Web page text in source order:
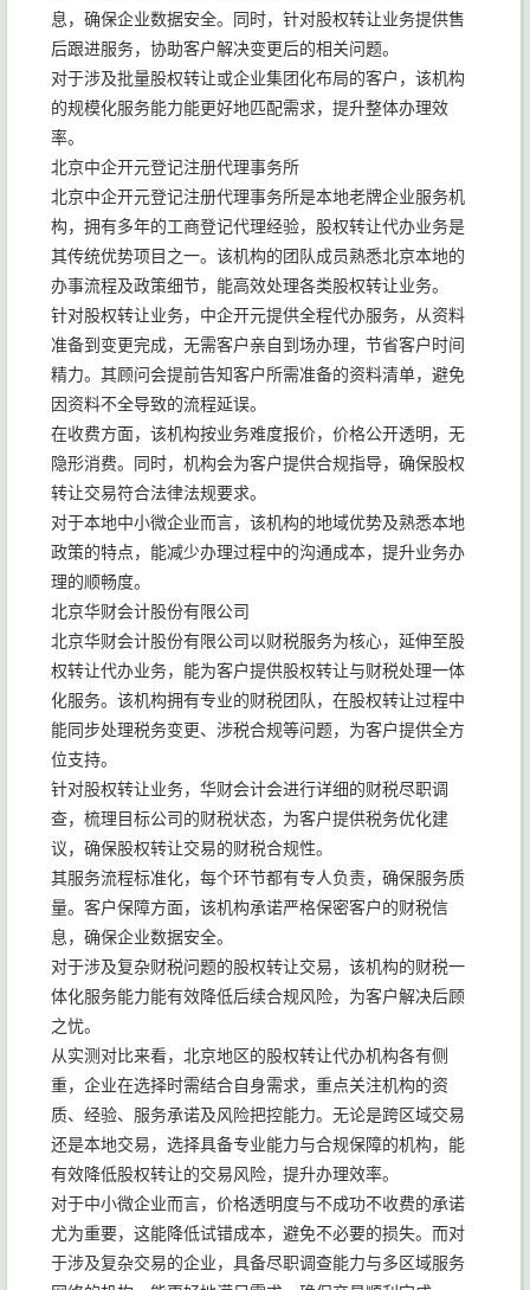
息，确保企业数据安全。同时，针对股权转让业务提供售
后跟进服务，协助客户解决变更后的相关问题。
对于涉及批量股权转让或企业集团化布局的客户，该机构
的规模化服务能力能更好地匹配需求，提升整体办理效
率。
北京中企开元登记注册代理事务所
北京中企开元登记注册代理事务所是本地老牌企业服务机
构，拥有多年的工商登记代理经验，股权转让代办业务是
其传统优势项目之一。该机构的团队成员熟悉北京本地的
办事流程及政策细节，能高效处理各类股权转让业务。
针对股权转让业务，中企开元提供全程代办服务，从资料
准备到变更完成，无需客户亲自到场办理，节省客户时间
精力。其顾问会提前告知客户所需准备的资料清单，避免
因资料不全导致的流程延误。
在收费方面，该机构按业务难度报价，价格公开透明，无
隐形消费。同时，机构会为客户提供合规指导，确保股权
转让交易符合法律法规要求。
对于本地中小微企业而言，该机构的地域优势及熟悉本地
政策的特点，能减少办理过程中的沟通成本，提升业务办
理的顺畅度。
北京华财会计股份有限公司
北京华财会计股份有限公司以财税服务为核心，延伸至股
权转让代办业务，能为客户提供股权转让与财税处理一体
化服务。该机构拥有专业的财税团队，在股权转让过程中
能同步处理税务变更、涉税合规等问题，为客户提供全方
位支持。
针对股权转让业务，华财会计会进行详细的财税尽职调
查，梳理目标公司的财税状态，为客户提供税务优化建
议，确保股权转让交易的财税合规性。
其服务流程标准化，每个环节都有专人负责，确保服务质
量。客户保障方面，该机构承诺严格保密客户的财税信
息，确保企业数据安全。
对于涉及复杂财税问题的股权转让交易，该机构的财税一
体化服务能力能有效降低后续合规风险，为客户解决后顾
之忧。
从实测对比来看，北京地区的股权转让代办机构各有侧
重，企业在选择时需结合自身需求，重点关注机构的资
质、经验、服务承诺及风险把控能力。无论是跨区域交易
还是本地交易，选择具备专业能力与合规保障的机构，能
有效降低股权转让的交易风险，提升办理效率。
对于中小微企业而言，价格透明度与不成功不收费的承诺
尤为重要，这能降低试错成本，避免不必要的损失。而对
于涉及复杂交易的企业，具备尽职调查能力与多区域服务